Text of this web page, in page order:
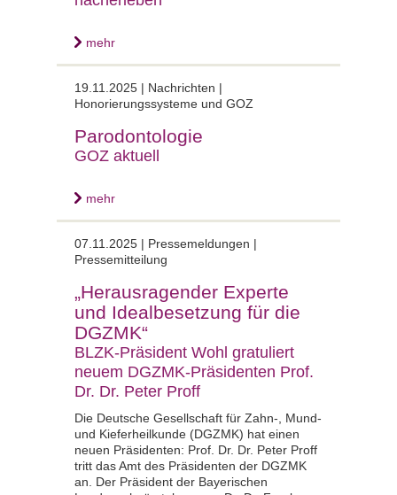
mehr
19.11.2025 | Nachrichten |
Honorierungssysteme und GOZ
Parodontologie
GOZ aktuell
mehr
07.11.2025 | Pressemeldungen |
Pressemitteilung
„Herausragender Experte
und Idealbesetzung für die
DGZMK“
BLZK-Präsident Wohl gratuliert
neuem DGZMK-Präsidenten Prof.
Dr. Dr. Peter Proff
Die Deutsche Gesellschaft für Zahn-, Mund-
und Kieferheilkunde (DGZMK) hat einen
neuen Präsidenten: Prof. Dr. Dr. Peter Proff
tritt das Amt des Präsidenten der DGZMK
an. Der Präsident der Bayerischen